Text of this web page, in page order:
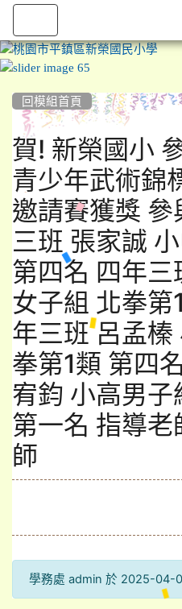
回模組首頁
賀! 新榮國小
青少年武術錦
邀請賽獲獎
三班 張家誠
第四名 四年三
女子組 北拳第
年三班 呂孟榛
拳第1類 第四
宥鈞 小高男子
第一名 指導
師
學務處 admin 於 2025-04-